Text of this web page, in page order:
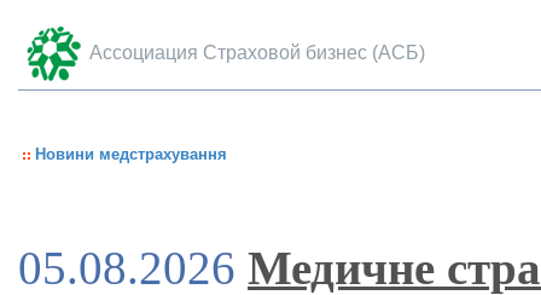
Ассоциация Страховой бизнес (АСБ)
Новини медстрахування
05.08.2026 Медичне